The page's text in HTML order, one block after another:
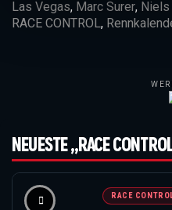
Las Vegas, Marc Surer, Niels
RACE CONTROL,
NEUESTE „RACE
RACE